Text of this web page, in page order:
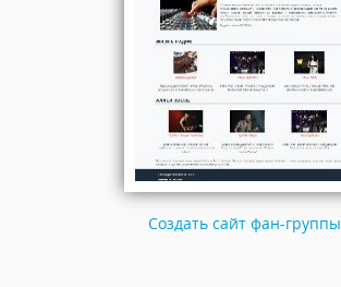
Создать сайт фан-группы